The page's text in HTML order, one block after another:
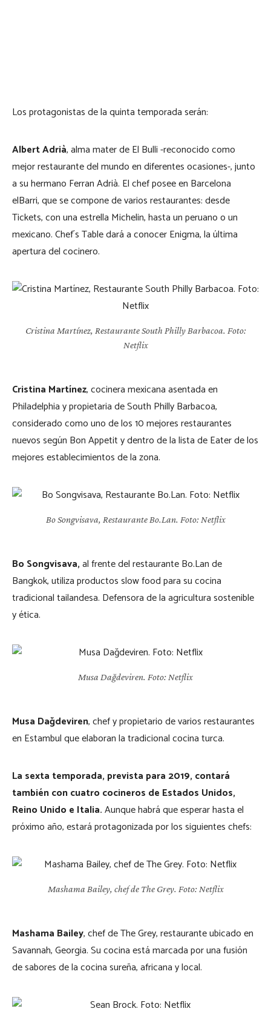
Los protagonistas de la quinta temporada serán:
Albert Adrià, alma mater de El Bulli -reconocido como
mejor restaurante del mundo en diferentes ocasiones-, junto
a su hermano Ferran Adrià. El chef posee en Barcelona
elBarri, que se compone de varios restaurantes: desde
Tickets, con una estrella Michelin, hasta un peruano o un
mexicano. Chef´s Table dará a conocer Enigma, la última
apertura del cocinero.
Cristina Martínez, Restaurante South Philly Barbacoa. Foto:
Netflix
Cristina Martínez, cocinera mexicana asentada en
Philadelphia y propietaria de South Philly Barbacoa,
considerado como uno de los 10 mejores restaurantes
nuevos según Bon Appetit y dentro de la lista de Eater de los
mejores establecimientos de la zona.
Bo Songvisava, Restaurante Bo.Lan. Foto: Netflix
Bo Songvisava,al frente del restaurante Bo.Lan de
Bangkok, utiliza productos slow food para su cocina
tradicional tailandesa. Defensora de la agricultura sostenible
y ética.
Musa Dağdeviren. Foto: Netflix
Musa Dağdeviren, chef y propietario de varios restaurantes
en Estambul que elaboran la tradicional cocina turca.
La sexta temporada, prevista para 2019, contará
también con cuatro cocineros de Estados Unidos,
Reino Unido e Italia.Aunque habrá que esperar hasta el
próximo año, estará protagonizada por los siguientes chefs:
Mashama Bailey, chef de The Grey. Foto: Netflix
Mashama Bailey, chef de The Grey, restaurante ubicado en
Savannah, Georgia. Su cocina está marcada por una fusión
de sabores de la cocina sureña, africana y local.